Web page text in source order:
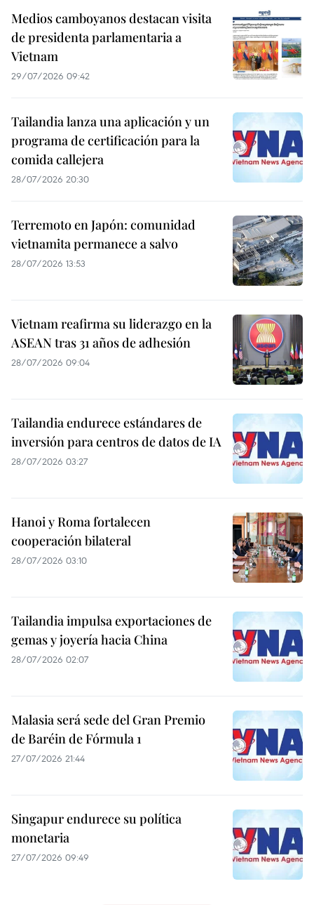
Medios camboyanos destacan visita
de presidenta parlamentaria a
Vietnam
29/07/2026 09:42
Tailandia lanza una aplicación y un
programa de certificación para la
comida callejera
28/07/2026 20:30
Terremoto en Japón: comunidad
vietnamita permanece a salvo
28/07/2026 13:53
Vietnam reafirma su liderazgo en la
ASEAN tras 31 años de adhesión
28/07/2026 09:04
Tailandia endurece estándares de
inversión para centros de datos de IA
28/07/2026 03:27
Hanoi y Roma fortalecen
cooperación bilateral
28/07/2026 03:10
Tailandia impulsa exportaciones de
gemas y joyería hacia China
28/07/2026 02:07
Malasia será sede del Gran Premio
de Baréin de Fórmula 1
27/07/2026 21:44
Singapur endurece su política
monetaria
27/07/2026 09:49